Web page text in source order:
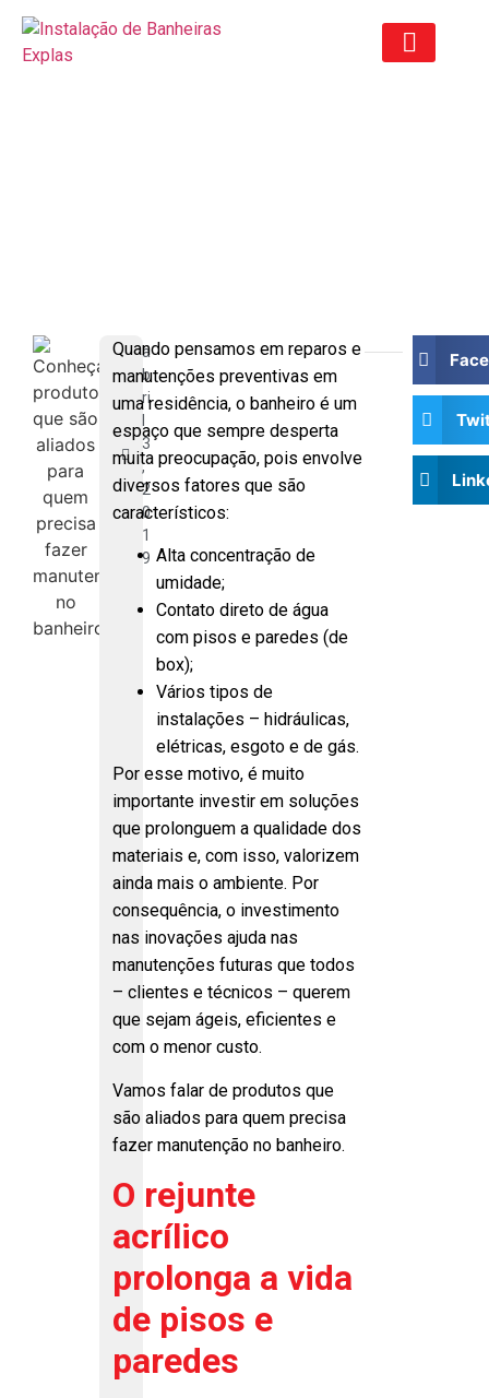
a
b
ri
3
,
2
0
1
9
Quando pensamos em reparos e
manutenções preventivas em
uma residência, o banheiro é um
espaço que sempre desperta
muita preocupação, pois envolve
diversos fatores que são
característicos:
Alta concentração de
umidade;
Contato direto de água
com pisos e paredes (de
box);
Vários tipos de
instalações – hidráulicas,
elétricas, esgoto e de gás.
Por esse motivo, é muito
importante investir em soluções
que prolonguem a qualidade dos
materiais e, com isso, valorizem
ainda mais o ambiente. Por
consequência, o investimento
nas inovações ajuda nas
manutenções futuras que todos
– clientes e técnicos – querem
que sejam ágeis, eficientes e
com o menor custo.
Vamos falar de produtos que
são aliados para quem precisa
fazer manutenção no banheiro.
O rejunte
acrílico
prolonga a vida
de pisos e
paredes